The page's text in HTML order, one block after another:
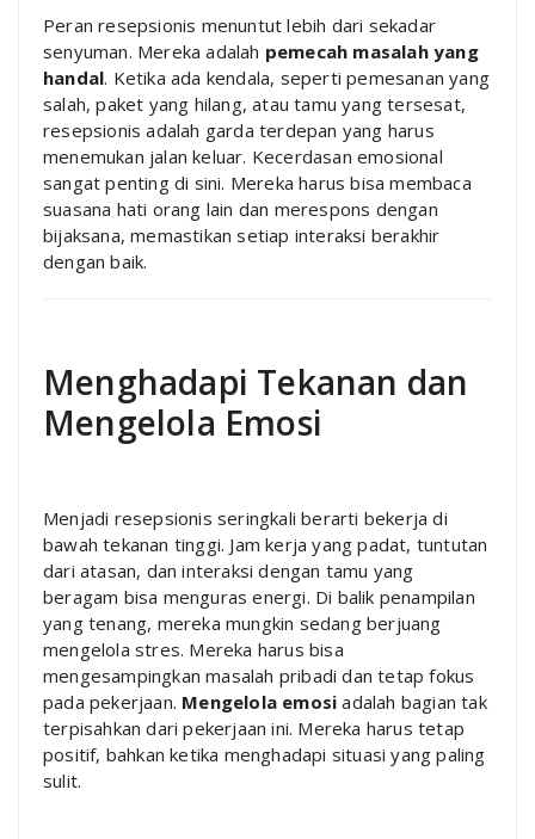
Peran resepsionis menuntut lebih dari sekadar
senyuman. Mereka adalah pemecah masalah yang
handal. Ketika ada kendala, seperti pemesanan yang
salah, paket yang hilang, atau tamu yang tersesat,
resepsionis adalah garda terdepan yang harus
menemukan jalan keluar. Kecerdasan emosional
sangat penting di sini. Mereka harus bisa membaca
suasana hati orang lain dan merespons dengan
bijaksana, memastikan setiap interaksi berakhir
dengan baik.
Menghadapi Tekanan dan
Mengelola Emosi
Menjadi resepsionis seringkali berarti bekerja di
bawah tekanan tinggi. Jam kerja yang padat, tuntutan
dari atasan, dan interaksi dengan tamu yang
beragam bisa menguras energi. Di balik penampilan
yang tenang, mereka mungkin sedang berjuang
mengelola stres. Mereka harus bisa
mengesampingkan masalah pribadi dan tetap fokus
pada pekerjaan. Mengelola emosi adalah bagian tak
terpisahkan dari pekerjaan ini. Mereka harus tetap
positif, bahkan ketika menghadapi situasi yang paling
sulit.